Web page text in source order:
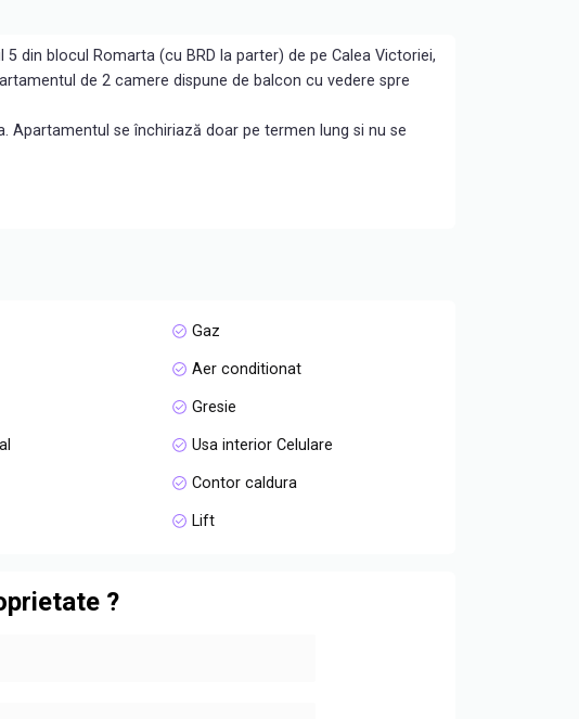
din blocul Romarta (cu BRD la parter) de pe Calea Victoriei,
de 2 camere dispune de balcon cu vedere spre
Apartamentul se închiriază doar pe termen lung si nu se
Gaz
Aer conditionat
Gresie
Usa interior Celulare
Contor caldura
Lift
?